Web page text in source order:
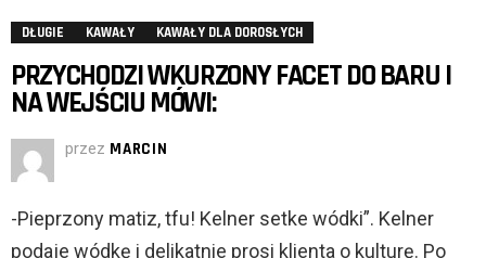
DŁUGIE KAWAŁY KAWAŁY DLA DOROSŁYCH
PRZYCHODZI WKURZONY FACET DO BARU I
NA WEJŚCIU MÓWI:
przez MARCIN
-Pieprzony matiz, tfu! Kelner setke wódki”. Kelner
podaje wódkę i delikatnie prosi klienta o kulturę. Po